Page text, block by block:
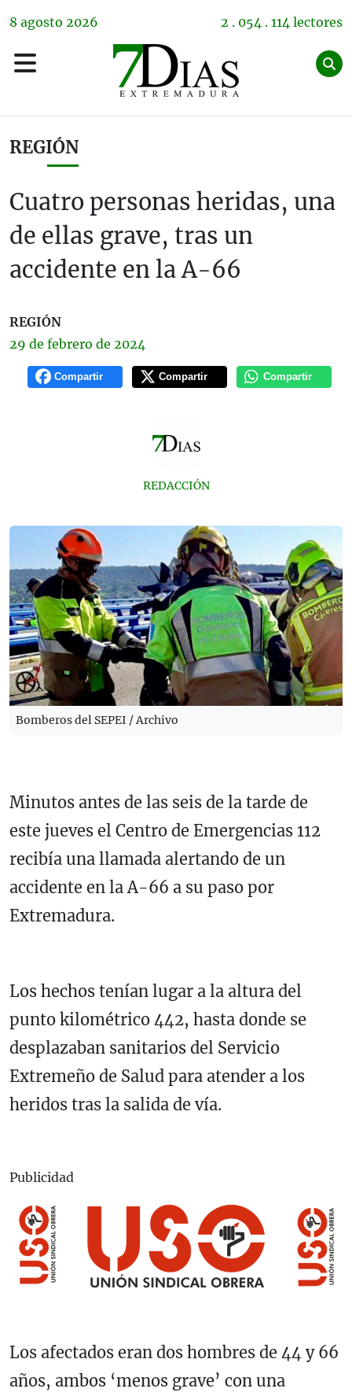
8 agosto 2026 2 . 054 . 114 lectores
REGIÓN
Cuatro personas heridas, una
de ellas grave, tras un
accidente en la A-66
REGIÓN
29 de febrero de 2024
Compartir Compartir Compartir
REDACCIÓN
Bomberos del SEPEI / Archivo
Minutos antes de las seis de la tarde de
este jueves el Centro de Emergencias 112
recibía una llamada alertando de un
accidente en la A-66 a su paso por
Extremadura.
Los hechos tenían lugar a la altura del
punto kilométrico 442, hasta donde se
desplazaban sanitarios del Servicio
Extremeño de Salud para atender a los
heridos tras la salida de vía.
Publicidad
Los afectados eran dos hombres de 44 y 66
años, ambos ‘menos grave’ con una